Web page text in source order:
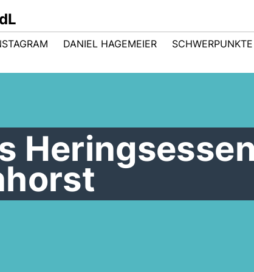
DANIEL HAGEMEIER
SCHWERPUNKTE